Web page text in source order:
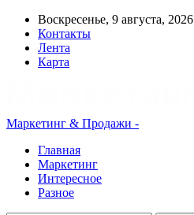
Воскресенье, 9 августа, 2026
Контакты
Лента
Карта
Маркетинг & Продажи -
Главная
Маркетинг
Интересное
Разное